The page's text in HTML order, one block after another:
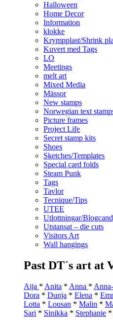
Halloween
Home Decor
Information
klokke
Krympplast/Shrink
Kuvert med Tags
LO
Meetings
melt art
Mixed Media
Mässor
New stamps
Norwegian text
Picture frames
Project Life
Secret stamp kits
Shoes
Sketches/Templates
Special card folds
Steam Punk
Tags
Tavlor
Tecnique/Tips
UTEE
Utlottningar/
Utstansat – die cuts
Visitors Art
Wall hangings
Past DT´s art at
Aija * Anita * Anna *
Dora * Dunja * Elena *
Lotta * Lousan * Malin *
Sari * Sinikka * Stephanie *